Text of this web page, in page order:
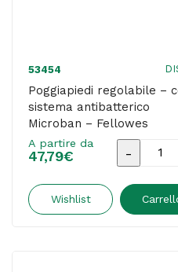
53454
Poggiapiedi regolabile –
sistema antibatterico
Microban – Fellowes
A partire da
47,79€
-
Wishlist